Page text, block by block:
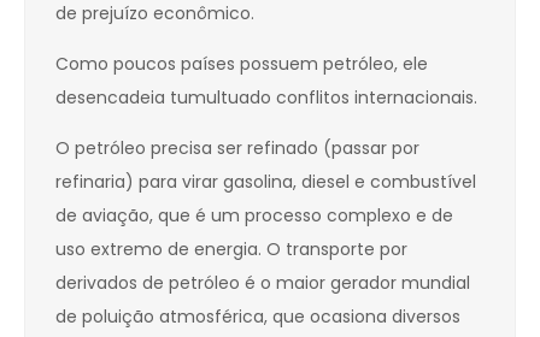
de prejuízo econômico.
Como poucos países possuem petróleo, ele
desencadeia tumultuado conflitos internacionais.
O petróleo precisa ser refinado (passar por
refinaria) para virar gasolina, diesel e combustível
de aviação, que é um processo complexo e de
uso extremo de energia. O transporte por
derivados de petróleo é o maior gerador mundial
de poluição atmosférica, que ocasiona diversos